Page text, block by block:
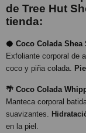
de Tree Hut
tienda:
🥥 Coco Colada Shea
Exfoliante corporal de
coco y piña colada.
🌴 Coco Colada
Manteca corporal
suavizantes.
en la piel.